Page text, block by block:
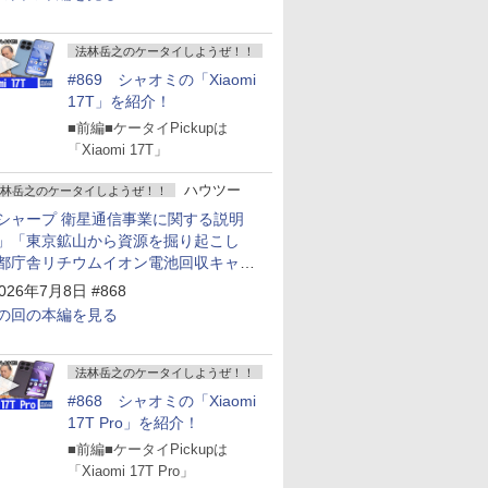
法林岳之のケータイしようぜ！！
#869 シャオミの「Xiaomi
17T」を紹介！
■前編■ケータイPickupは
「Xiaomi 17T」
岳之のケータイしようぜ！！ ハウツー
ャープ 衛星通信事業に関する説明
「東京鉱山から資源を掘り起こし
庁舎リチウムイオン電池回収キャン
ン～」
年7月8日 #868
回の本編を見る
法林岳之のケータイしようぜ！！
#868 シャオミの「Xiaomi
17T Pro」を紹介！
■前編■ケータイPickupは
「Xiaomi 17T Pro」